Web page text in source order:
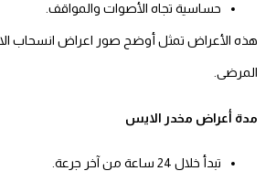
حساسية تجاه الأصوات والمواقف.
هذه الأعراض تمثل أوضح صور اعراض انسحاب
المرضى.
مدة أعراض مخدر الايس
تبدأ خلال 24 ساعة من آخر جرعة.